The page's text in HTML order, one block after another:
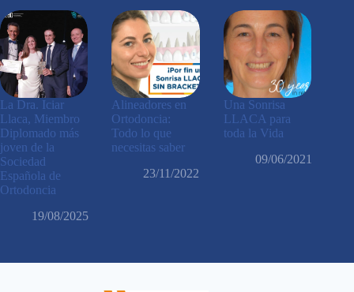
La Dra. Iciar
Llaca, Miembro
Diplomado más
joven de la
Sociedad
Española de
Ortodoncia
19/08/2025
Alineadores en
Ortodoncia:
Todo lo que
necesitas saber
23/11/2022
Una Sonrisa
LLACA para
toda la Vida
09/06/2021